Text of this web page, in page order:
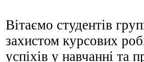
Вітаємо студентів
захистом курсових
успіхів у навчанні та